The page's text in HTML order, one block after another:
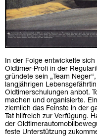
In der Folge entwickelte
Oldtimer-Profi in der
gründete sein „Team
langjährigen
Oldtimerschulungen anbot.
machen und organisierte.
ziemlich das Feinste in der
Tat hilfreich zur Verfügung.
der
feste Unterstützung